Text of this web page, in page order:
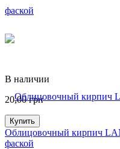
В наличии
20,00грн
Купить
Облицовочный кирпич
фаской